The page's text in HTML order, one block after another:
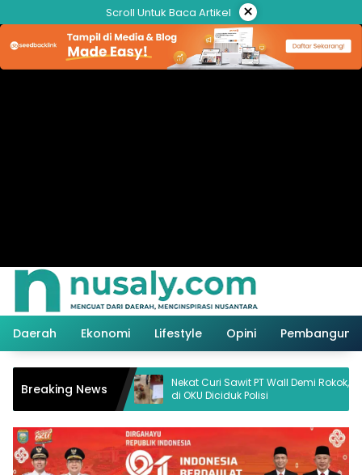
ke
konten
Scroll Untuk Baca Artikel ×
Daerah Ekonomi Lifestyle Opini
Breaking News
Nekat Curi Sawit PT Wall Demi Rokok, Pria
di OKU Diciduk Polisi